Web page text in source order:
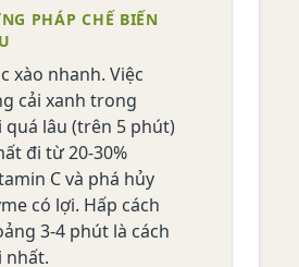
PHÁP CHẾ BIẾN
xào nhanh. Việc
cải xanh trong
quá lâu (trên 5 phút)
đi từ 20-30%
C và phá hủy
có lợi. Hấp cách
3-4 phút là cách
nhất.